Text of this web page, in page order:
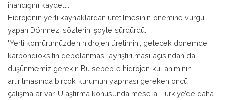
inandığını kaydetti.
Hidrojenin yerli kaynaklardan üretilmesinin önemine vurgu
yapan Dönmez, sözlerini şöyle sürdürdü:
"Yerli kömürümüzden hidrojen üretimini, gelecek dönemde
karbondioksitin depolanması-ayrıştırılması açısından da
düşünmemiz gerekir. Bu sebeple hidrojen kullanımının
artırılmasında birçok kurumun yapması gereken öncü
çalışmalar var. Ulaştırma konusunda mesela, Türkiye’de daha